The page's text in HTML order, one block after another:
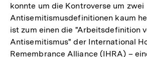
konnte um die Kontroverse um zwei
Antisemitismusdefinitionen kaum
ist zum einen die "Arbeitsdefinition
Antisemitismus" der International
Remembrance Alliance (IHRA) –